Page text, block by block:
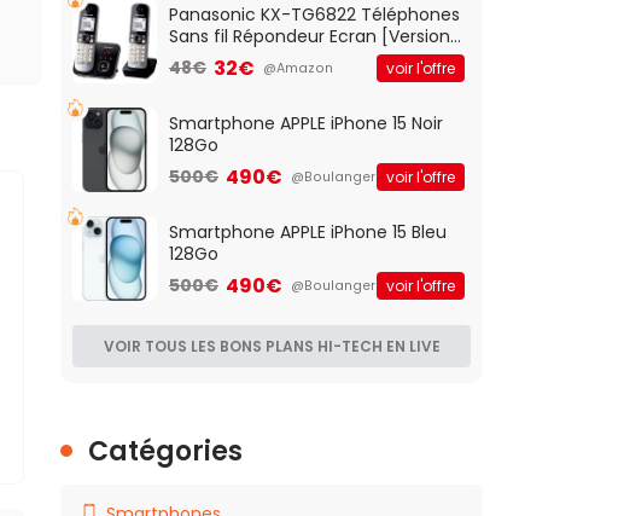
Panasonic KX-TG6822 Téléphones
Sans fil Répondeur Ecran [Version
Française]
48€ 32€ @Amazon voir l'offre
Smartphone APPLE iPhone 15 Noir
128Go
500€ 490€ @Boulanger voir l'offre
Smartphone APPLE iPhone 15 Bleu
128Go
500€ 490€ @Boulanger voir l'offre
VOIR TOUS LES BONS PLANS HI-TECH EN LIVE
Catégories